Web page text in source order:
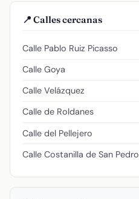
📍 Calles cercanas
Calle Pablo Ruiz Picasso
Calle Goya
Calle Velázquez
Calle de Roldanes
Calle del Pellejero
Calle Costanilla de San Pedro